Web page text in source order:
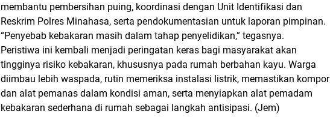
membantu pembersihan puing, koordinasi dengan Unit Identifikasi dan
Reskrim Polres Minahasa, serta pendokumentasian untuk laporan pimpinan.
“Penyebab kebakaran masih dalam tahap penyelidikan,” tegasnya.
Peristiwa ini kembali menjadi peringatan keras bagi masyarakat akan
tingginya risiko kebakaran, khususnya pada rumah berbahan kayu. Warga
diimbau lebih waspada, rutin memeriksa instalasi listrik, memastikan kompor
dan alat pemanas dalam kondisi aman, serta menyiapkan alat pemadam
kebakaran sederhana di rumah sebagai langkah antisipasi. (Jem)